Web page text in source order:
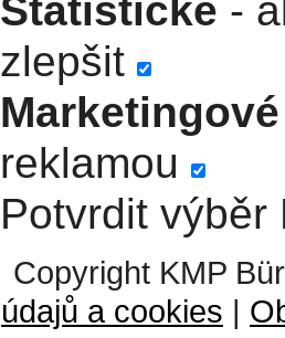
Statistické -
zlepšit
Marketingové
reklamou
Potvrdit výběr
Copyright KMP
údajů a cookies |